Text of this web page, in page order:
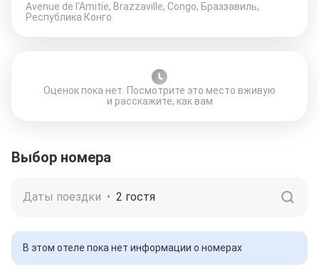
Avenue de l'Amitie, Brazzaville, Congo, Браззавиль,
Республика Конго
Оценок пока нет. Посмотрите это место вживую
и расскажите, как вам
Выбор номера
Даты поездки • 2 гостя
В этом отеле пока нет информации о номерах